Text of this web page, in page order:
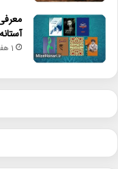
1 هفته پیش